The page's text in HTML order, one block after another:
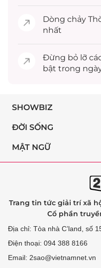
Dòng chảy
nhất
Đừng bỏ lỡ
bật trong
SHOWBIZ
ĐỜI SỐNG
MẬT NGỮ
Trang tin tức giải trí xã
Cổ phần
Địa chỉ: Tòa nhà C’land, số
Điện thoại: 094 388 8166
Email: 2sao@vietnamnet.vn